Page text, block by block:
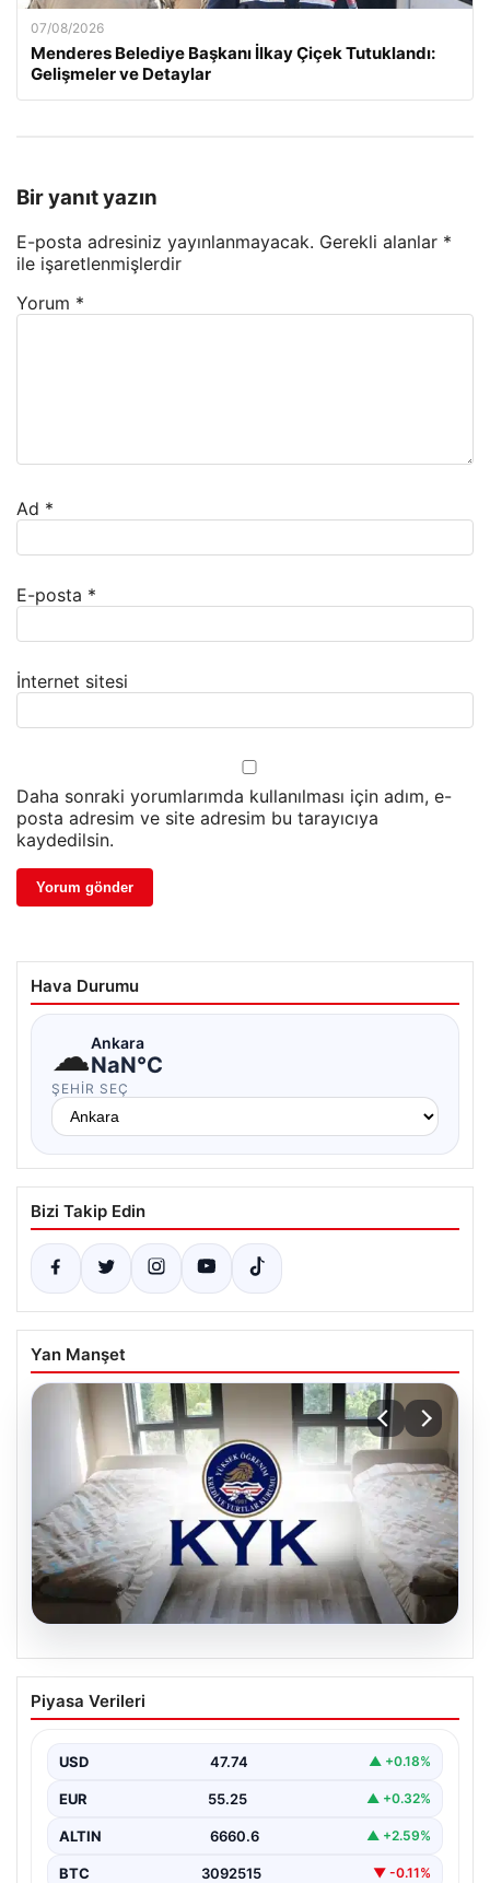
07/08/2026
Menderes Belediye Başkanı İlkay Çiçek Tutuklandı:
Gelişmeler ve Detaylar
Bir yanıt yazın
E-posta adresiniz yayınlanmayacak. Gerekli alanlar *
ile işaretlenmişlerdir
Yorum *
Ad *
E-posta *
İnternet sitesi
Daha sonraki yorumlarımda kullanılması için adım, e-
posta adresim ve site adresim bu tarayıcıya
kaydedilsin.
Hava Durumu
☁Ankara
NaN°C
ŞEHIR SEÇ
Bizi Takip Edin
Yan Manşet
KYK Yurt başvuruları ne zaman? 2026
KYK Yurt ücreti aylık ne kadar?
Piyasa Verileri
USD 47.74 ▲ +0.18%
EUR 55.25 ▲ +0.32%
ALTIN 6660.6 ▲ +2.59%
BTC 3092515 ▼ -0.11%